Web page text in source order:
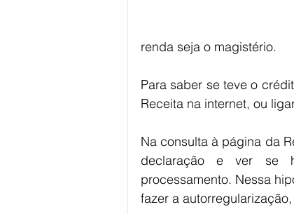
renda seja o magistério.
Para saber se teve o
Receita na internet, ou
Na consulta à página da
declaração e ver se
processamento. Nessa
fazer a